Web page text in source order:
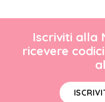
Iscriviti alla
ricevere